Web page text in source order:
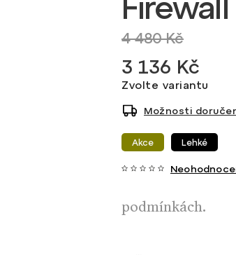
4 480 Kč
3 136 Kč
Zvolte variantu
Možnosti
Akce Lehké
podmínkách.